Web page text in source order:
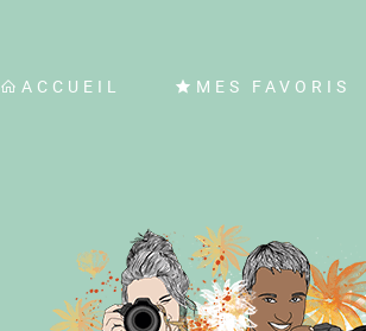
ACCUEIL MES FAVORIS